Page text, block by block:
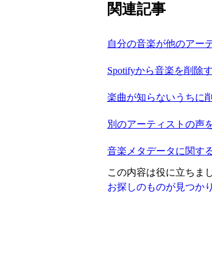
お探しのものが見つか
関連記事
自分の音楽が他のアー
Spotifyから音楽を削除
楽曲が知らないうちに
別のアーティストの声
音楽メタデータに関す
この内容は役に立ちま